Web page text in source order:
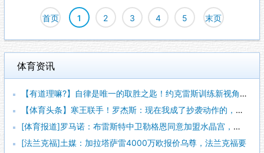
首页 1 2 3 4 5 末页
体育资讯
【有道理嘛?】自律是唯一的取胜之匙！约克雷斯训练新视角！
【体育头条】寒王联手！罗杰斯：现在我成了抄袭动作的，帕尔默有
[体育报道]罗马诺：布雷斯特中卫勒格恩同意加盟水晶宫，他很期
[法兰克福]土媒：加拉塔萨雷4000万欧报价乌尊，法兰克福要